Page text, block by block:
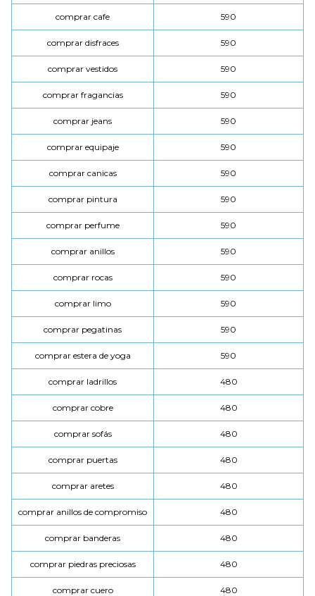
comprar cafe 590
comprar disfraces 590
comprar vestidos 590
comprar fragancias 590
comprar jeans 590
comprar equipaje 590
comprar canicas 590
comprar pintura 590
comprar perfume 590
comprar anillos 590
comprar rocas 590
comprar limo 590
comprar pegatinas 590
comprar estera de yoga 590
comprar ladrillos 480
comprar cobre 480
comprar sofás 480
comprar puertas 480
comprar aretes 480
comprar anillos de compromiso 480
comprar banderas 480
comprar piedras preciosas 480
comprar cuero 480